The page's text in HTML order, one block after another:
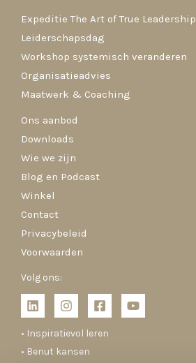
Expeditie The Art of True Leadership
Leiderschapsdag
Workshop systemisch veranderen
Organisatieadvies
Maatwerk & Coaching
Ons aanbod
Downloads
Wie we zijn
Blog en Podcast
Winkel
Contact
Privacybeleid
Voorwaarden
Volg ons:
• Inspiratievol leren
• Benut kansen